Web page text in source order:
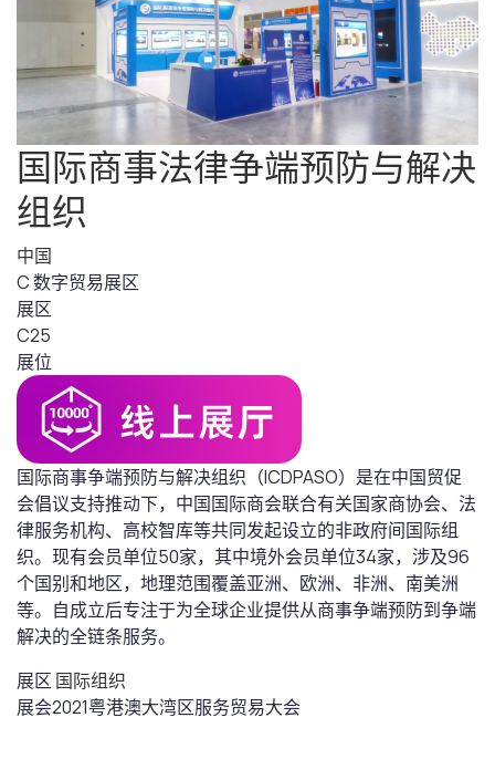
国际商事法律争端预防与解决
组织
中国
C 数字贸易展区
展区
C25
展位
国际商事争端预防与解决组织（ICDPASO）是在中国贸促
会倡议支持推动下，中国国际商会联合有关国家商协会、法
律服务机构、高校智库等共同发起设立的非政府间国际组
织。现有会员单位50家，其中境外会员单位34家，涉及96
个国别和地区，地理范围覆盖亚洲、欧洲、非洲、南美洲
等。自成立后专注于为全球企业提供从商事争端预防到争端
解决的全链条服务。
展区 国际组织
展会2021粤港澳大湾区服务贸易大会